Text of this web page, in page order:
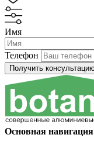
Имя
Телефон
Основная навигация